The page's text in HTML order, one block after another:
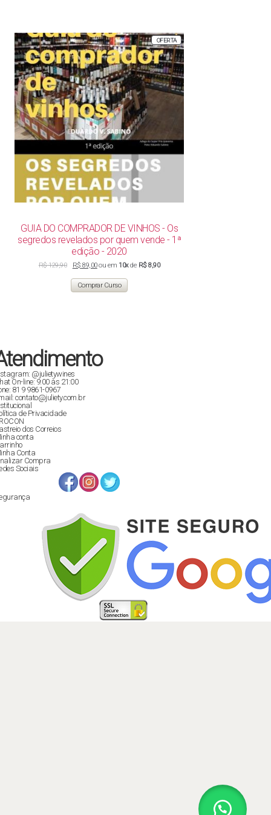
OFERTAPRODUTO
EM
PROMOÇÃO
GUIA DO COMPRADOR DE VINHOS - Os
segredos revelados por quem vende - 1ª
edição - 2020
R$129,90
preço
original
R$ 129,90.
R$ 89,00O
preço
atual
é:
R$ 89,00.
ou em 10xde R$ 8,90
Comprar Curso
@julietywines
On-line: 9:00 às 21:00
81 9 9861-0967
contato@juliety.com.br
de Privacidade
dos Correios
conta
Conta
Compra
Sociais